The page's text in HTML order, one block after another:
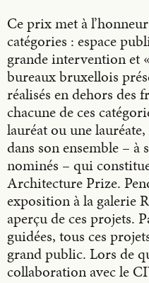
Ce prix met à
catégories : espace
grande intervention et
bureaux bruxellois
réalisés en dehors des
chacune de ces
lauréat ou une
dans son ensemble – à
nominés – qui
Architecture Prize.
exposition à la galerie
aperçu de ces projets.
guidées, tous ces
grand public. Lors de
collaboration avec le